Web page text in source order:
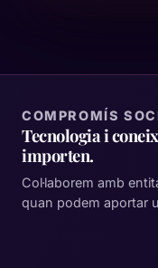
COMPROMÍS
Tecnologia i
importen.
Col·laborem amb
quan podem aportar